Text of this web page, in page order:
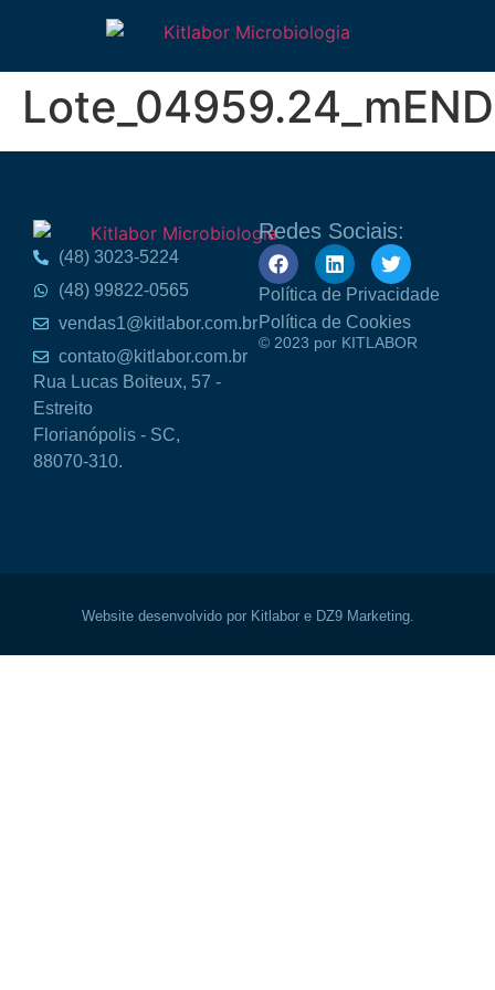
(48) 3023-5224
(48) 99822-0565
vendas1@kitlabor.com.br
contato@kitlabor.com.br
Rua Lucas Boiteux, 57 -
Estreito
Florianópolis - SC,
88070-310.
Redes Sociais:
Política de Privacidade
Política de Cookies
© 2023 por KITLABOR
Website desenvolvido por Kitlabor e DZ9 Marketing.